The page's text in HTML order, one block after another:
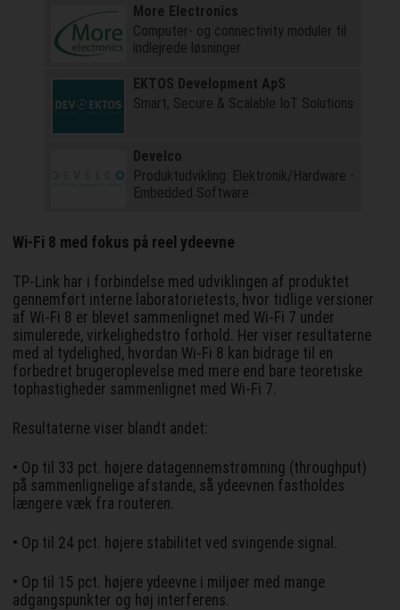
More Electronics
Computer- og connectivity moduler til
indlejrede løsninger
EKTOS Development ApS
Smart, Secure & Scalable IoT Solutions
Develco
Produktudvikling: Elektronik/Hardware -
Embedded Software
Wi-Fi 8 med fokus på reel ydeevne
TP-Link har i forbindelse med udviklingen af produktet
gennemført interne laboratorietests, hvor tidlige versioner
af Wi-Fi 8 er blevet sammenlignet med Wi-Fi 7 under
simulerede, virkelighedstro forhold. Her viser resultaterne
med al tydelighed, hvordan Wi-Fi 8 kan bidrage til en
forbedret brugeroplevelse med mere end bare teoretiske
tophastigheder sammenlignet med Wi-Fi 7.
Resultaterne viser blandt andet:
• Op til 33 pct. højere datagennemstrømning (throughput)
på sammenlignelige afstande, så ydeevnen fastholdes
længere væk fra routeren.
• Op til 24 pct. højere stabilitet ved svingende signal.
• Op til 15 pct. højere ydeevne i miljøer med mange
adgangspunkter og høj interferens.